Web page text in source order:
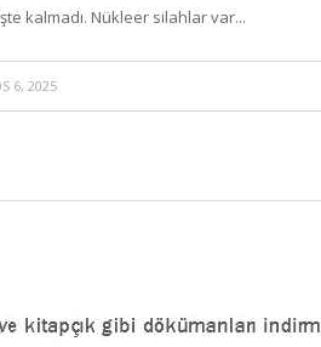
kalmadı. Nükleer silahlar var...
6, 2025